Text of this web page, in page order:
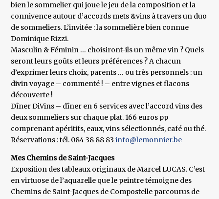
bien le sommelier qui joue le jeu de la composition et la
connivence autour d’accords mets &vins à travers un duo
de sommeliers. L’invitée : la sommelière bien connue
Dominique Rizzi.
Masculin & Féminin … choisiront-ils un même vin ? Quels
seront leurs goûts et leurs préférences ? A chacun
d’exprimer leurs choix, parents … ou très personnels : un
divin voyage – commenté ! – entre vignes et flacons
découverte !
Dîner DiVins – dîner en 6 services avec l’accord vins des
deux sommeliers sur chaque plat. 166 euros pp
comprenant apéritifs, eaux, vins sélectionnés, café ou thé.
Réservations : tél. 084 38 88 83info@lemonnier.be
Mes Chemins de Saint-Jacques
Exposition des tableaux originaux de Marcel LUCAS. C’est
en virtuose de l’aquarelle que le peintre témoigne des
Chemins de Saint-Jacques de Compostelle parcourus de